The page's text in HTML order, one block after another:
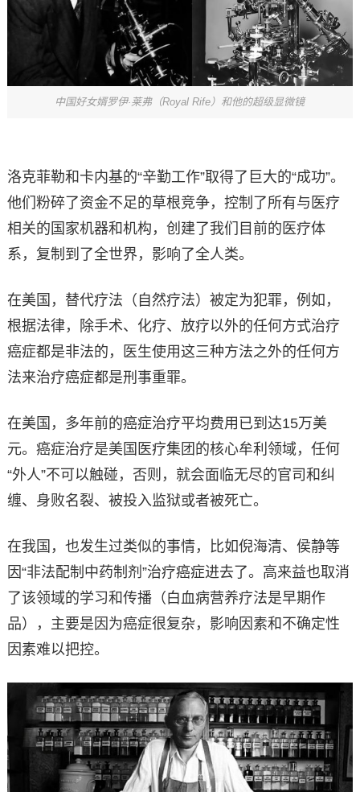
中国好女婿罗伊·莱弗（Royal Rife）和他的超级显微镜
洛克菲勒和卡内基的“辛勤工作”取得了巨大的“成功”。
他们粉碎了资金不足的草根竞争，控制了所有与医疗
相关的国家机器和机构，创建了我们目前的医疗体
系，复制到了全世界，影响了全人类。
在美国，替代疗法（自然疗法）被定为犯罪，例如，
根据法律，除手术、化疗、放疗以外的任何方式治疗
癌症都是非法的，医生使用这三种方法之外的任何方
法来治疗癌症都是刑事重罪。
在美国，多年前的癌症治疗平均费用已到达15万美
元。癌症治疗是美国医疗集团的核心牟利领域，任何
“外人”不可以触碰，否则，就会面临无尽的官司和纠
缠、身败名裂、被投入监狱或者被死亡。
在我国，也发生过类似的事情，比如倪海清、侯静等
因“非法配制中药制剂”治疗癌症进去了。高来益也取消
了该领域的学习和传播（白血病营养疗法是早期作
品），主要是因为癌症很复杂，影响因素和不确定性
因素难以把控。